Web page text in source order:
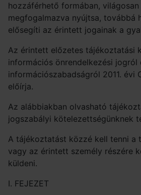
hozzáférhető formában,
megfogalmazva nyújtsa, továbbá
elősegíti az érintett jogainak a
Az érintett előzetes tájékoztatási
információs önrendelkezési jogról
információszabadságról 2011. évi
előírja.
Az alábbiakban olvasható
jogszabályi kötelezettségünknek
A tájékoztatást közzé kell tenni a
vagy az érintett személy részére
küldeni.
I. FEJEZET